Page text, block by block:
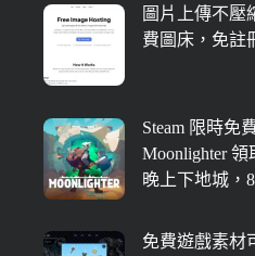
圖片上傳不壓
費圖床，免註
Steam 限時免
Moonlighter 領
晚上下地城，
免費遊戲素材